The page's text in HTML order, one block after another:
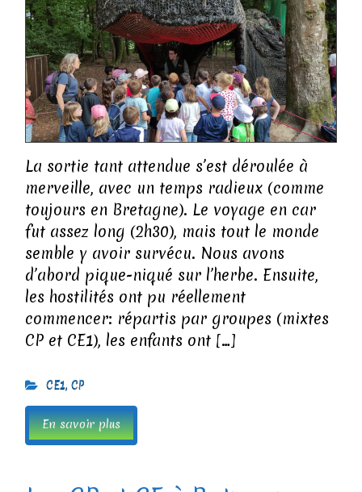
La sortie tant attendue s’est déroulée à
merveille, avec un temps radieux (comme
toujours en Bretagne). Le voyage en car
fut assez long (2h30), mais tout le monde
semble y avoir survécu. Nous avons
d’abord pique-niqué sur l’herbe. Ensuite,
les hostilités ont pu réellement
commencer: répartis par groupes (mixtes
CP et CE1), les enfants ont […]
CE1, CP
En savoir plus